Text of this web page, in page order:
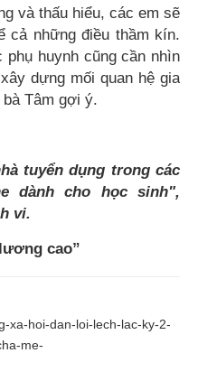
và thấu hiểu, các em sẽ
những điều thầm kín.
huynh cũng cần nhìn
dựng mối quan hệ gia
Tâm gợi ý.
tuyển dụng trong các
dành cho học sinh",
vi.
cao”
xa-hoi-dan-loi-lech-lac-ky-2-
me-